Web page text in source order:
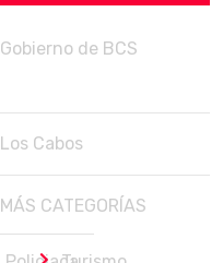
Gobierno de BCS
Los Cabos
MÁS CATEGORÍAS